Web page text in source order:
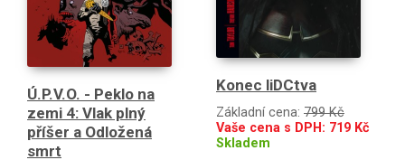
Ú.P.V.O. - Peklo na
zemi 4: Vlak plný
příšer a Odložená
smrt
Konec liDCtva
Základní cena: 799 Kč
Vaše cena s DPH: 719 Kč
Skladem